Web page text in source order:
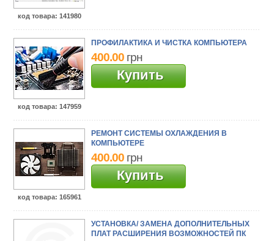
код товара: 141980
код товара: 147959
ПРОФИЛАКТИКА И ЧИСТКА КОМПЬЮТЕРА
400.00 грн
Купить
код товара: 165961
РЕМОНТ СИСТЕМЫ ОХЛАЖДЕНИЯ В
КОМПЬЮТЕРЕ
400.00 грн
Купить
УСТАНОВКА/ ЗАМЕНА ДОПОЛНИТЕЛЬНЫХ
ПЛАТ РАСШИРЕНИЯ ВОЗМОЖНОСТЕЙ ПК